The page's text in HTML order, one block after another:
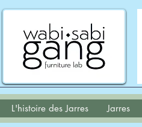
L'histoire des Jarres Jarres